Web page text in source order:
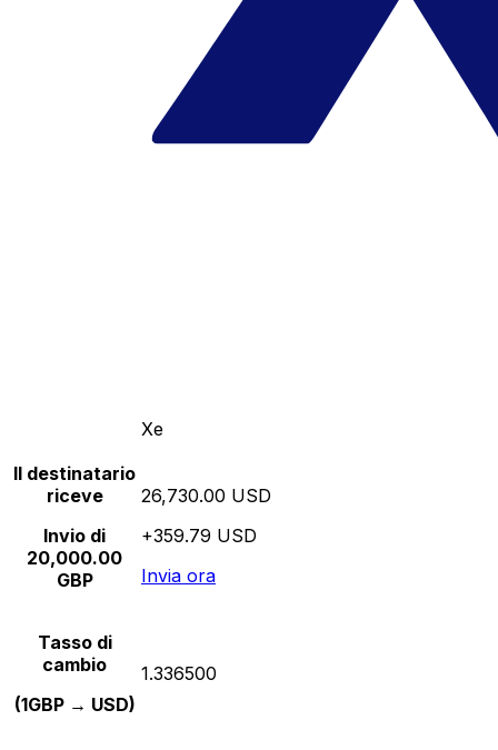
Xe
Il destinatario
riceve
Invio di
20,000.00
GBP
26,730.00 USD
+359.79 USD
Invia ora
Tasso di
cambio
(1GBP → USD)
1.336500